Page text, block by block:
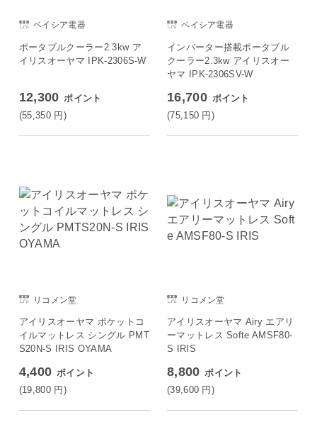
ベイシア電器
ポータブルクーラー2.3kw ア
イリスオーヤマ IPK-2306S-W
12,300 ポイント
(55,350 円)
ベイシア電器
インバーター搭載ポータブル
クーラー2.3kw アイリスオー
ヤマ IPK-2306SV-W
16,700 ポイント
(75,150 円)
リコメン堂
アイリスオーヤマ ポケットコ
イルマットレス シングル PMT
S20N-S IRIS OYAMA
4,400 ポイント
(19,800 円)
リコメン堂
アイリスオーヤマ Airy エアリ
ーマットレス Softe AMSF80-
S IRIS
8,800 ポイント
(39,600 円)